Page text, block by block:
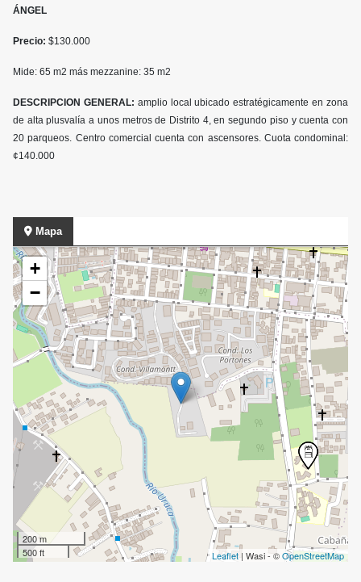
ÁNGEL
Precio: $130.000
Mide: 65 m2 más mezzanine: 35 m2
DESCRIPCION GENERAL: amplio local ubicado estratégicamente en zona
de alta plusvalía a unos metros de Distrito 4, en segundo piso y cuenta con
20 parqueos. Centro comercial cuenta con ascensores. Cuota condominal:
¢140.000
Mapa
+
−
200 m
500 ft
Leaflet | Wasi - ©OpenStreetMap